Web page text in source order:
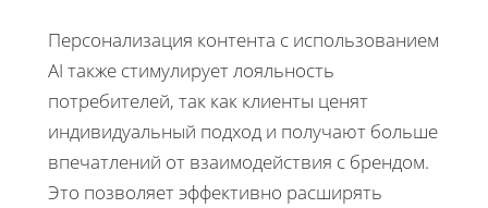
Персонализация контента с использованием
AI также стимулирует лояльность
потребителей, так как клиенты ценят
индивидуальный подход и получают больше
впечатлений от взаимодействия с брендом.
Это позволяет эффективно расширять